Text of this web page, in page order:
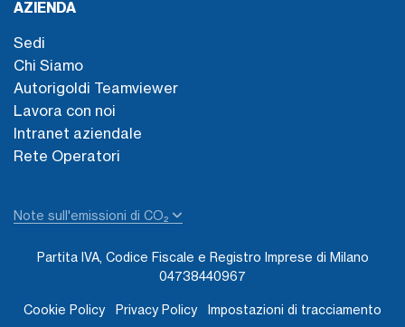
AZIENDA
Sedi
Chi Siamo
Autorigoldi Teamviewer
Lavora con noi
Intranet aziendale
Rete Operatori
Note sull'emissioni di CO₂
Partita IVA, Codice Fiscale e Registro Imprese di Milano
04738440967
Cookie Policy Privacy Policy Impostazioni di tracciamento